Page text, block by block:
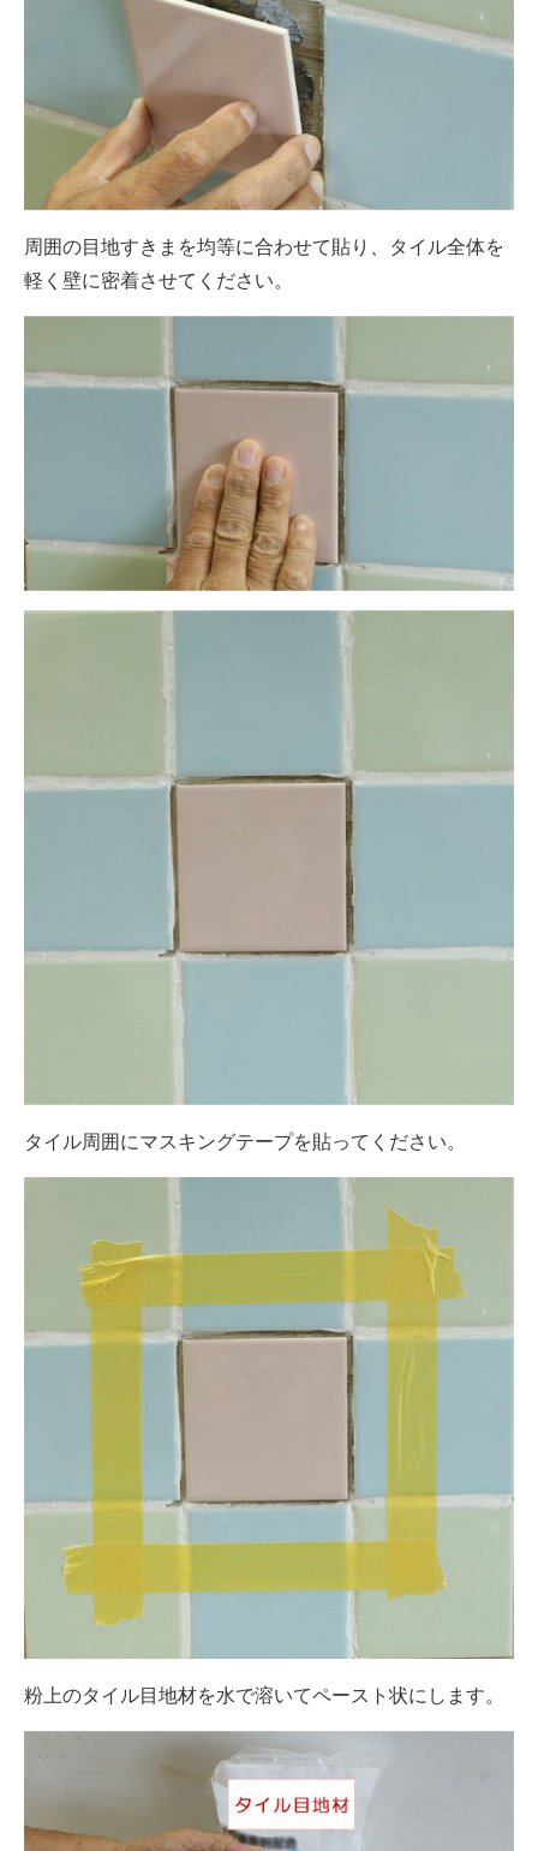
周囲の目地すきまを均等に合わせて貼り、タイル全体を
軽く壁に密着させてください。
タイル周囲にマスキングテープを貼ってください。
粉上のタイル目地材を水で溶いてペースト状にします。